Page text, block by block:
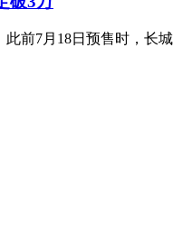
前7月18日预售时，长